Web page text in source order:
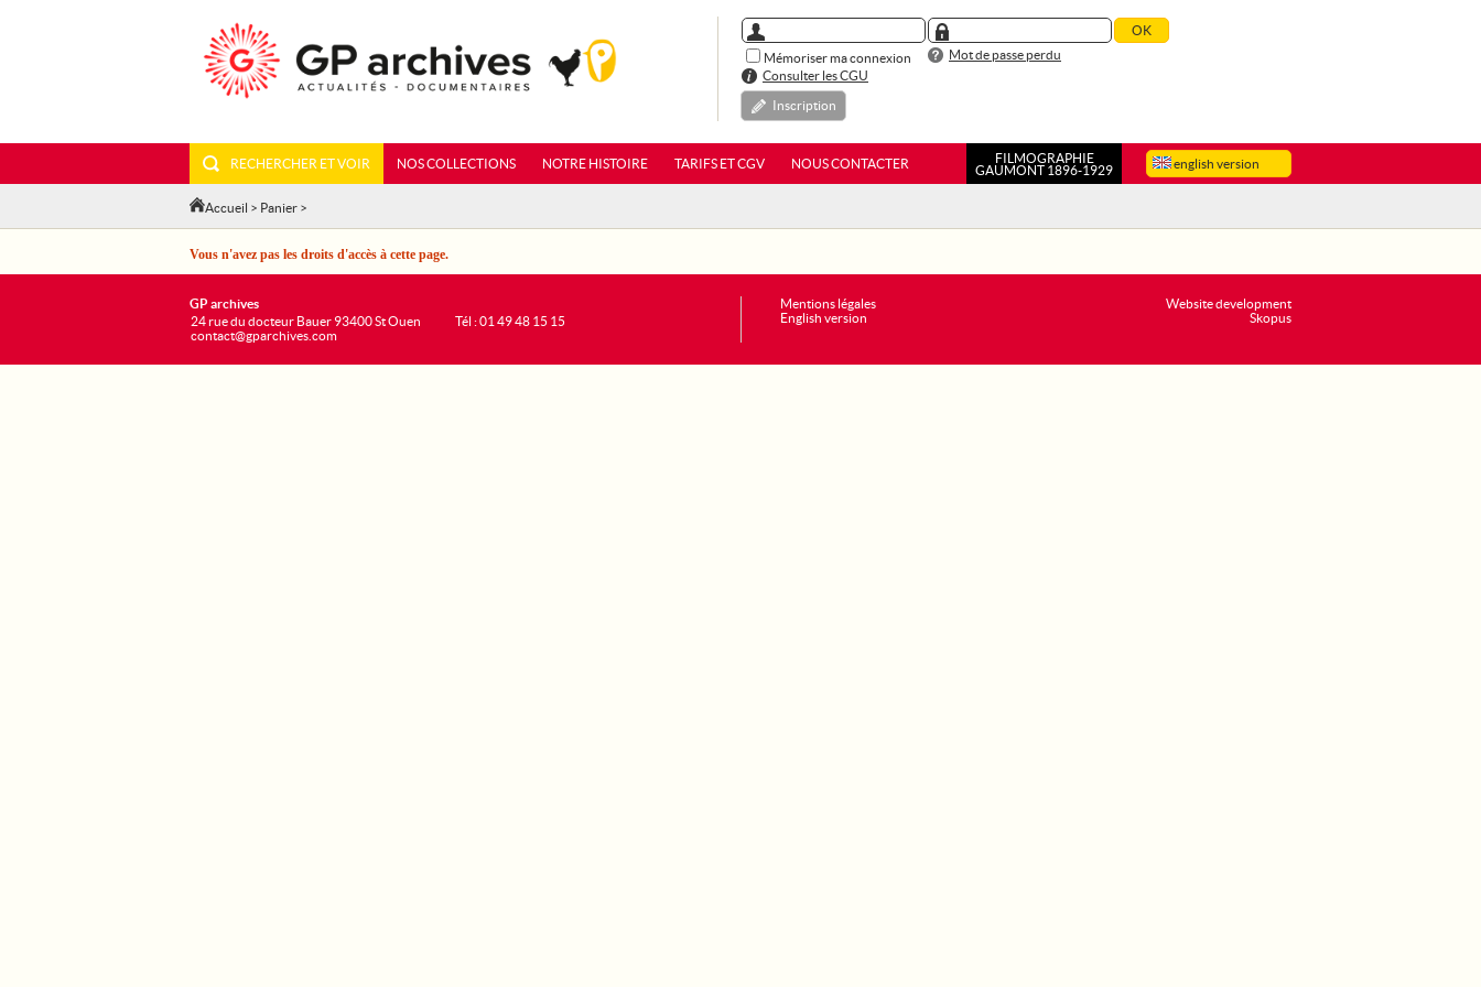
Mémoriser ma connexion
Mot de passe perdu
Consulter les CGU
Inscription
english version
RECHERCHER ET VOIR NOS COLLECTIONS NOTRE HISTOIRE TARIFS ET CGV NOUS CONTACTER
FILMOGRAPHIE
GAUMONT 1896-1929
Accueil > Panier >
Vous n'avez pas les droits d'accès à cette page.
Website development
Skopus
GP archives
24 rue du docteur Bauer 93400 St Ouen
contact@gparchives.com
Tél : 01 49 48 15 15
Mentions légales
English version